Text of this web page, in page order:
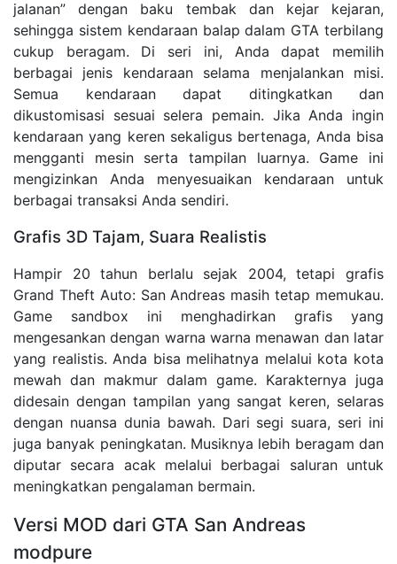
jalanan” dengan baku tembak dan kejar kejaran,
sehingga sistem kendaraan balap dalam GTA terbilang
cukup beragam. Di seri ini, Anda dapat memilih
berbagai jenis kendaraan selama menjalankan misi.
Semua kendaraan dapat ditingkatkan dan
dikustomisasi sesuai selera pemain. Jika Anda ingin
kendaraan yang keren sekaligus bertenaga, Anda bisa
mengganti mesin serta tampilan luarnya. Game ini
mengizinkan Anda menyesuaikan kendaraan untuk
berbagai transaksi Anda sendiri.
Grafis 3D Tajam, Suara Realistis
Hampir 20 tahun berlalu sejak 2004, tetapi grafis
Grand Theft Auto: San Andreas masih tetap memukau.
Game sandbox ini menghadirkan grafis yang
mengesankan dengan warna warna menawan dan latar
yang realistis. Anda bisa melihatnya melalui kota kota
mewah dan makmur dalam game. Karakternya juga
didesain dengan tampilan yang sangat keren, selaras
dengan nuansa dunia bawah. Dari segi suara, seri ini
juga banyak peningkatan. Musiknya lebih beragam dan
diputar secara acak melalui berbagai saluran untuk
meningkatkan pengalaman bermain.
Versi MOD dari GTA San Andreas
modpure